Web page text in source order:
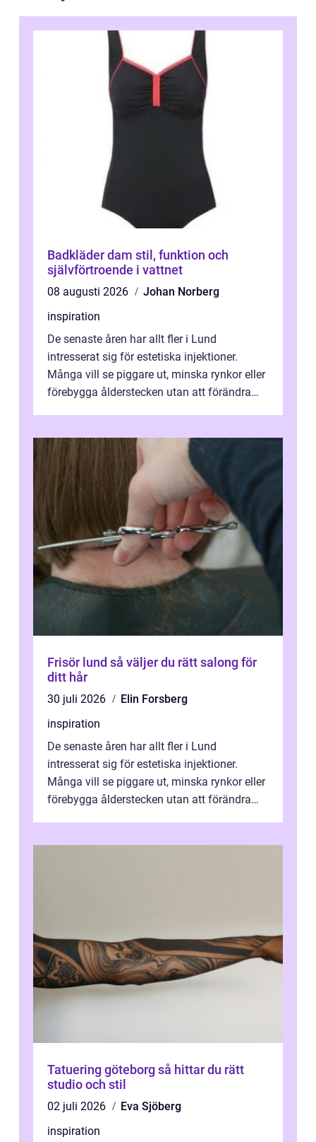
Badkläder dam stil, funktion och
självförtroende i vattnet
08 augusti 2026
Johan Norberg
inspiration
De senaste åren har allt fler i Lund
intresserat sig för estetiska injektioner.
Många vill se piggare ut, minska rynkor eller
förebygga ålderstecken utan att förändra
Frisör lund så väljer du rätt salong för
ditt hår
30 juli 2026
Elin Forsberg
inspiration
De senaste åren har allt fler i Lund
intresserat sig för estetiska injektioner.
Många vill se piggare ut, minska rynkor eller
förebygga ålderstecken utan att förändra
Tatuering göteborg så hittar du rätt
studio och stil
02 juli 2026
Eva Sjöberg
inspiration